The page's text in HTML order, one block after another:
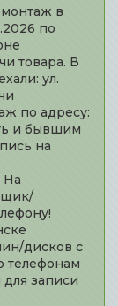
в
по
товара. В
ул.
по адресу:
и бывшим
на
На
дисков с
телефонам
записи